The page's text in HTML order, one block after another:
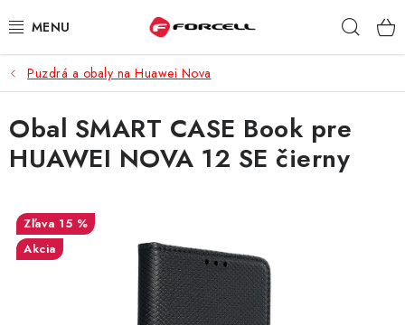
na
PUZDRÁ A OBALY
TVRDENÉ SKLÁ
DÁTOVÉ KÁBLE
NABÍJAČKY
DRŽIAKY NA MOBIL
BATÉRIE DO MOBILOV
Puzdrá a obaly na Huawei Nova
Obal SMART CASE Book pre
HUAWEI NOVA 12 SE čierny
15 %
Akcia